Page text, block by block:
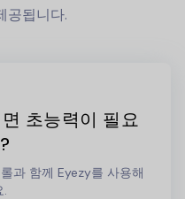
공됩니다.
초능력이 필요
과 함께 Eyezy를 사용해
.